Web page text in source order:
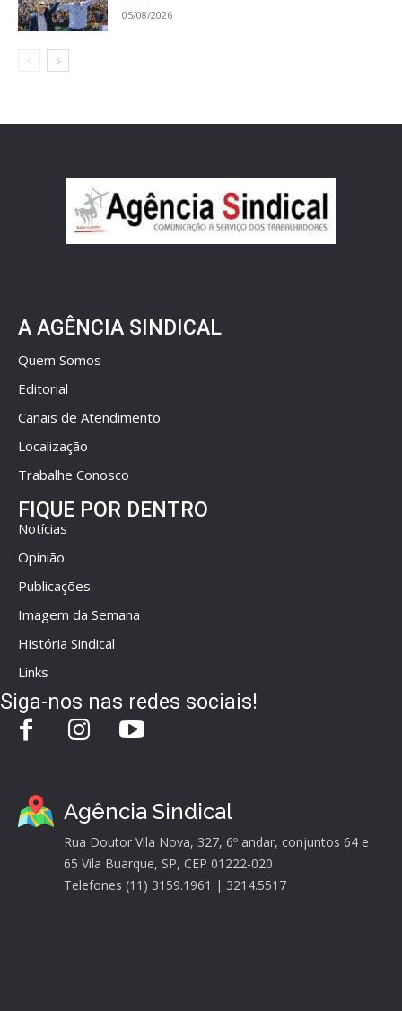
05/08/2026
A AGÊNCIA SINDICAL
Quem Somos
Editorial
Canais de Atendimento
Localização
Trabalhe Conosco
FIQUE POR DENTRO
Notícias
Opinião
Publicações
Imagem da Semana
História Sindical
Links
Siga-nos nas redes sociais!
Agência Sindical
Rua Doutor Vila Nova, 327, 6º andar, conjuntos 64 e
65 Vila Buarque, SP, CEP 01222-020
Telefones (11) 3159.1961 | 3214.5517